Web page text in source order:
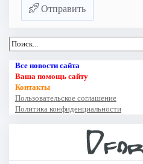
Отправить
Все новости сайта
Ваша помощь сайту
Контакты
Пользовательское соглашение
Политика конфиденциальности